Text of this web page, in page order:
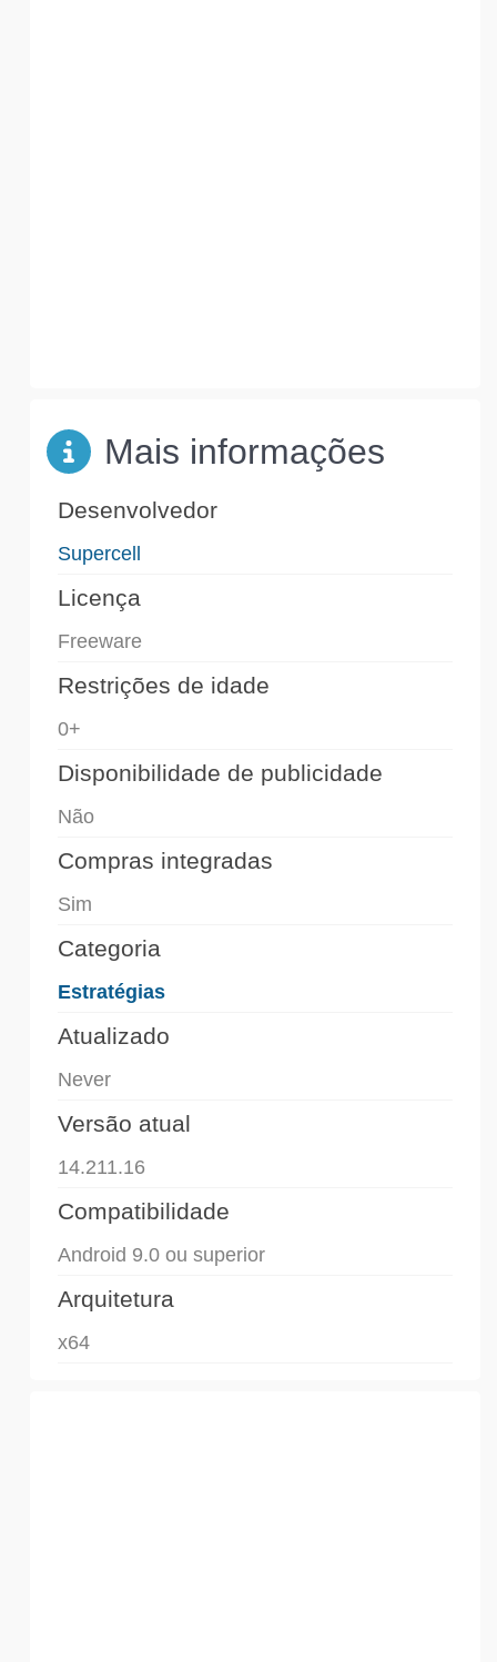
Mais informações
Desenvolvedor
Supercell
Licença
Freeware
Restrições de idade
0+
Disponibilidade de publicidade
Não
Compras integradas
Sim
Categoria
Estratégias
Atualizado
Never
Versão atual
14.211.16
Compatibilidade
Android 9.0 ou superior
Arquitetura
x64